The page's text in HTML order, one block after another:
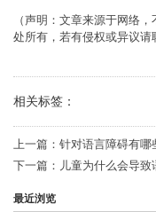
（声明：文章来源于网络
处所有，若有侵权或异议请
相关标签：
上一篇： 针对语言障碍有哪
下一篇： 儿童为什么会导致
最近浏览